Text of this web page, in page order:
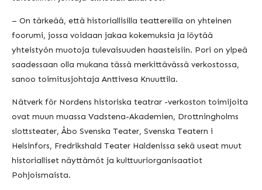
– On tärkeää, että historiallisilla teattereilla on yhteinen
foorumi, jossa voidaan jakaa kokemuksia ja löytää
yhteistyön muotoja tulevaisuuden haasteisiin. Pori on ylpeä
saadessaan olla mukana tässä merkittävässä verkostossa,
sanoo toimitusjohtaja Anttivesa Knuuttila.
Nätverk för Nordens historiska teatrar -verkoston toimijoita
ovat muun muassa Vadstena-Akademien, Drottningholms
slottsteater, Åbo Svenska Teater, Svenska Teatern i
Helsinfors, Fredrikshald Teater Haldenissa sekä useat muut
historialliset näyttämöt ja kulttuuriorganisaatiot
Pohjoismaista.